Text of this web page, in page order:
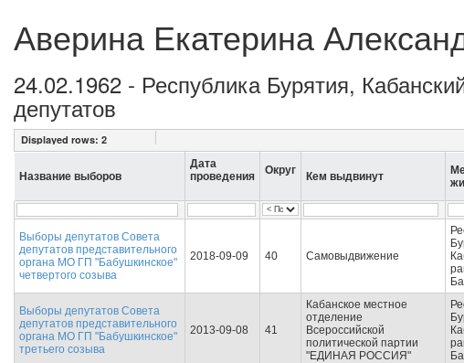
Аверина Екатерина
24.02.1962 - Республика Бурятия,
депутатов
Displayed rows: 2
Название выборов
Дата
проведения
Округ Кем выдвинут
Выборы депутатов Совета
депутатов представительного
органа МО ГП "Бабушкинское"
четвертого созыва
2018-09-09 40 Самовыдвижение
Выборы депутатов Совета
депутатов представительного
органа МО ГП "Бабушкинское"
третьего созыва
2013-09-08 41
Кабанское местное
отделение
Всероссийской
политической партии
"ЕДИНАЯ РОССИЯ"